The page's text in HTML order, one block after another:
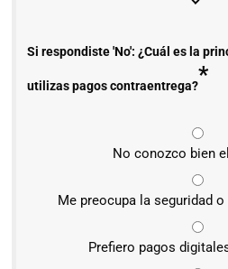
Si respondiste 'No': ¿Cuál es la
utilizas pagos contraentrega?*
No conozco bien
Me preocupa la seguridad
Prefiero pagos